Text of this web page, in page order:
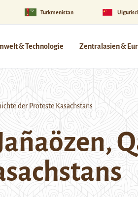
Turkmenistan
& Technologie Zentralasien &
der Proteste Kasachstans